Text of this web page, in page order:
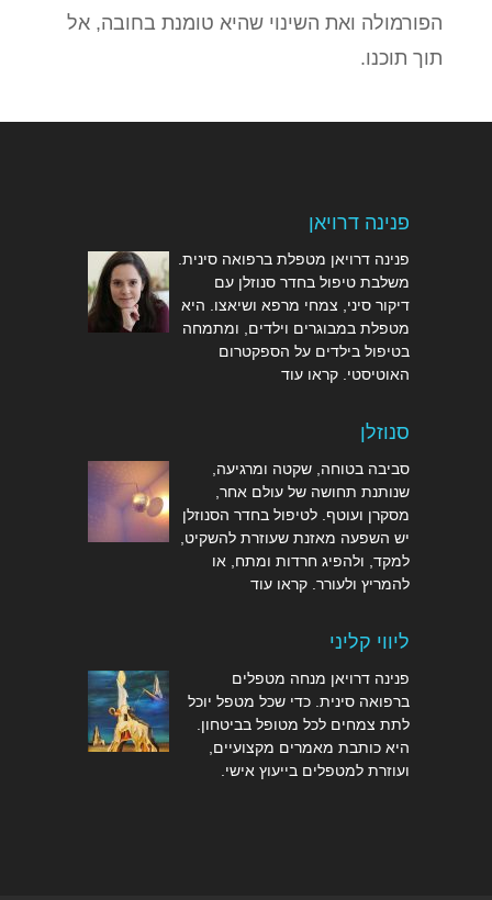
הפורמולה ואת השינוי שהיא טומנת בחובה, אל
תוך תוכנו.
פנינה דרויאן
פנינה דרויאן מטפלת ברפואה סינית.
משלבת טיפול בחדר סנוזלן עם
דיקור סיני, צמחי מרפא ושיאצו. היא
מטפלת במבוגרים וילדים, ומתמחה
בטיפול בילדים על הספקטרום
האוטיסטי. קראו עוד
סנוזלן
סביבה בטוחה, שקטה ומרגיעה,
שנותנת תחושה של עולם אחר,
מסקרן ועוטף. לטיפול בחדר הסנוזלן
יש השפעה מאזנת שעוזרת להשקיט,
למקד, ולהפיג חרדות ומתח, או
להמריץ ולעורר. קראו עוד
ליווי קליני
פנינה דרויאן מנחה מטפלים
ברפואה סינית. כדי שכל מטפל יוכל
לתת צמחים לכל מטופל בביטחון.
היא כותבת מאמרים מקצועיים,
ועוזרת למטפלים בייעוץ אישי